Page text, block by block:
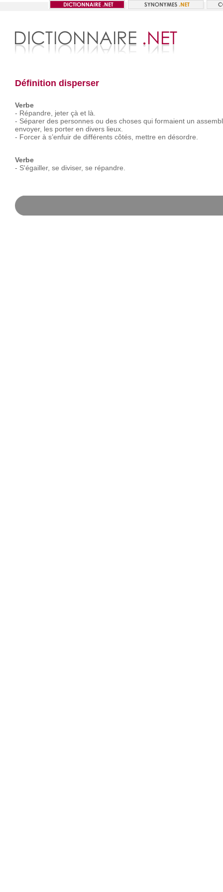
Définition disperser
Verbe
- Répandre, jeter çà et là.
- Séparer des personnes ou des choses qui formaient un
envoyer, les porter en divers lieux.
- Forcer à s’enfuir de différents côtés, mettre en désordre.
Verbe
- S'égailler, se diviser, se répandre.